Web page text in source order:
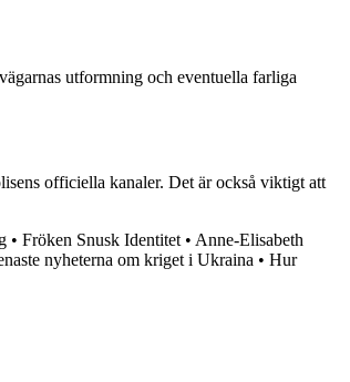
utformning och eventuella farliga
officiella kanaler. Det är också viktigt att
• Fröken Snusk Identitet • Anne-Elisabeth
nyheterna om kriget i Ukraina • Hur